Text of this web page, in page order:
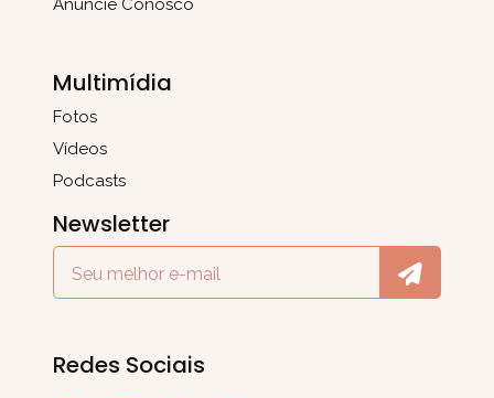
Anuncie Conosco
Multimídia
Fotos
Vídeos
Podcasts
Newsletter
Redes Sociais